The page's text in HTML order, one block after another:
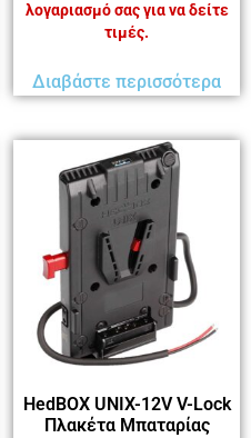
λογαριασμό σας για να δείτε
τιμές.
Διαβάστε περισσότερα
HedBOX UNIX-12V V-Lock
Πλακέτα Μπαταρίας